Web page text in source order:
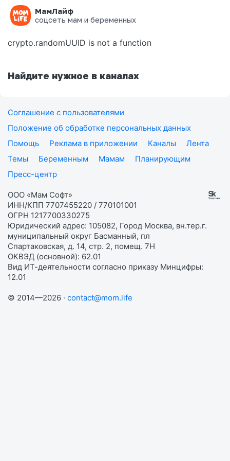
МамЛайф
соцсеть мам и беременных
Ошибка на странице
crypto.randomUUID is not a function
Найдите нужное в каналах
Соглашение с пользователями
Положение об обработке персональных данных
Помощь
Реклама в приложении Каналы
Лента
Темы
Беременным Мамам
Планирующим
Пресс-центр
ООО «Мам Софт»
ИНН/КПП 7707455220 / 770101001
ОГРН 1217700330275
Юридический адрес: 105082, Город Москва, вн.тер.г.
муниципальный округ Басманный, пл
Спартаковская, д. 14, стр. 2, помещ. 7Н
ОКВЭД (основной): 62.01
Вид ИТ-деятельности согласно приказу Минцифры:
12.01
© 2014—2026 · contact@mom.life